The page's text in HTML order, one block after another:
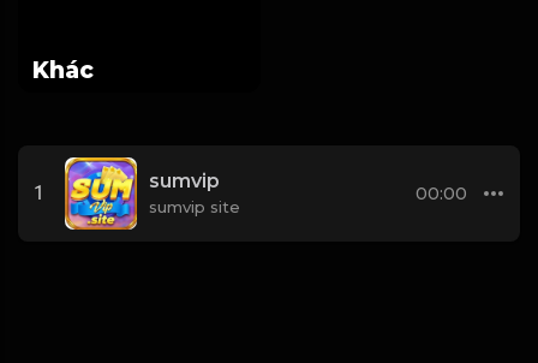
Khác
1
sumvip
sumvip site
00:00